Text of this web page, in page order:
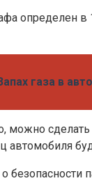
определен в
газа в
можно
автомобиля